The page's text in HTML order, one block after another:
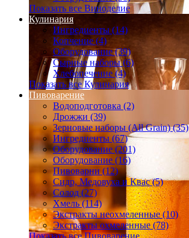
Показать все Виноделие
Кулинария
Ингредиенты (14)
Копчение (4)
Оборудование (39)
Сырные наборы (6)
Хлебопечение (4)
Показать все Кулинария
Пивоварение
Водоподготовка (2)
Дрожжи (39)
Зерновые наборы (All Grain) (35)
Ингредиенты (67)
Оборудование (201)
Оборудование (16)
Пивоварни (12)
Сидр, Медовуха и Квас (5)
Солод (27)
Хмель (114)
Экстракты неохмеленные (10)
Экстракты охмеленные (78)
Показать все Пивоварение